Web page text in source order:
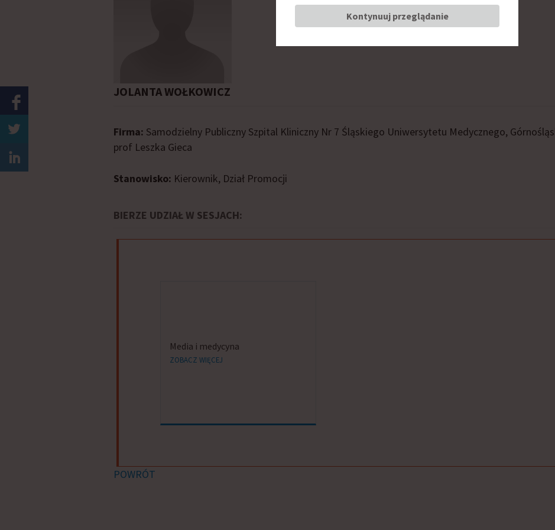
JOLANTA WOŁKOWICZ
Firma: Samodzielny Publiczny Szpital Kliniczny Nr 7 Śląskiego Uniwersytetu Medycznego,
prof Leszka Gieca
Stanowisko: Kierownik, Dział Promocji
BIERZE UDZIAŁ W SESJACH:
Media i medycyna
ZOBACZ WIĘCEJ
POWRÓT
Kontynuuj przeglądanie